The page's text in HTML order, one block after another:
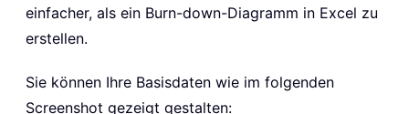
einfacher, als ein Burn-down-Diagramm in Excel zu
erstellen.
Sie können Ihre Basisdaten wie im folgenden
Screenshot gezeigt gestalten: